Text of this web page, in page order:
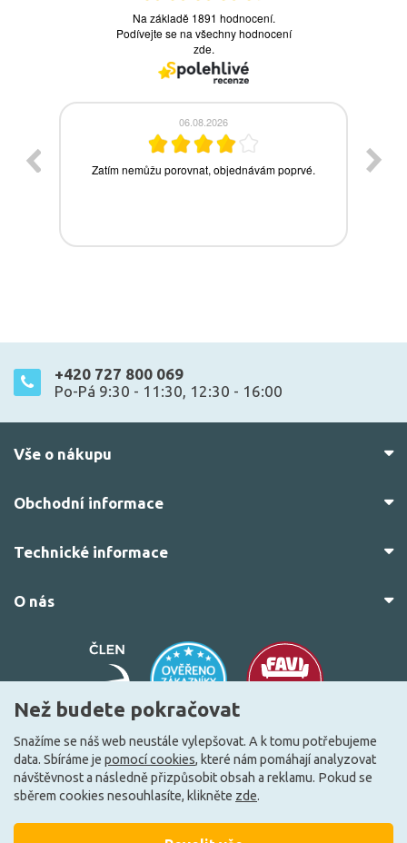
+420 727 800 069
Po-Pá 9:30 - 11:30, 12:30 - 16:00
Vše o nákupu
Obchodní informace
Technické informace
O nás
© 2010–2026 Všechna práva vyhrazena. žárovky.cz
VytvořiloFEO.cz
Než budete pokračovat
Snažíme se náš web neustále vylepšovat. A k tomu potřebujeme
data. Sbíráme je pomocí cookies, které nám pomáhají analyzovat
návštěvnost a následně přizpůsobit obsah a reklamu. Pokud se
sběrem cookies nesouhlasíte, klikněte zde.